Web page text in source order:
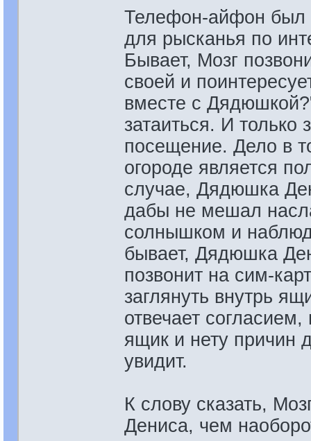
Телефон-айфон был
для рысканья по
Бывает, Мозг
своей и
вместе с
затаиться. И
посещение. Дело в
огороде является
случае, Дядюшка
дабы не мешал
солнышком и
бывает, Дядюшка
позвонит на сим-
заглянуть внутрь
отвечает
ящик и нету причин
увидит.
К слову сказать,
Дениса, чем